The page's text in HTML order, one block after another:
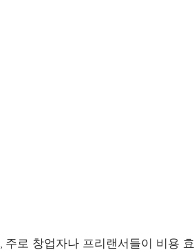
주로 창업자나 프리랜서들이 비용 효